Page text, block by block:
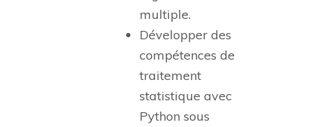
multiple.
Développer des
compétences de
traitement
statistique avec
Python sous